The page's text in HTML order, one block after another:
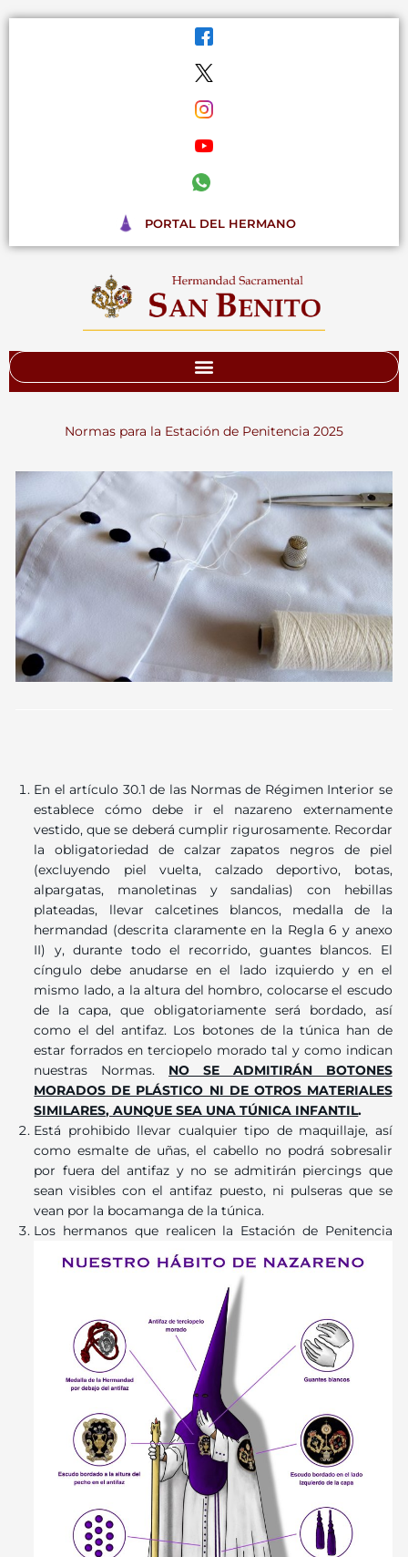
PORTAL DEL HERMANO
Normas para la Estación de Penitencia 2025
En el artículo 30.1 de las Normas de Régimen Interior se
establece cómo debe ir el nazareno externamente
vestido, que se deberá cumplir rigurosamente. Recordar
la obligatoriedad de calzar zapatos negros de piel
(excluyendo piel vuelta, calzado deportivo, botas,
alpargatas, manoletinas y sandalias) con hebillas
plateadas, llevar calcetines blancos, medalla de la
hermandad (descrita claramente en la Regla 6 y anexo
II) y, durante todo el recorrido, guantes blancos. El
cíngulo debe anudarse en el lado izquierdo y en el
mismo lado, a la altura del hombro, colocarse el escudo
de la capa, que obligatoriamente será bordado, así
como el del antifaz. Los botones de la túnica han de
estar forrados en terciopelo morado tal y como indican
nuestras Normas. NO SE ADMITIRÁN BOTONES
MORADOS DE PLÁSTICO NI DE OTROS MATERIALES
SIMILARES, AUNQUE SEA UNA TÚNICA INFANTIL.
Está prohibido llevar cualquier tipo de maquillaje, así
como esmalte de uñas, el cabello no podrá sobresalir
por fuera del antifaz y no se admitirán piercings que
sean visibles con el antifaz puesto, ni pulseras que se
vean por la bocamanga de la túnica.
Los hermanos que realicen la Estación de Penitencia